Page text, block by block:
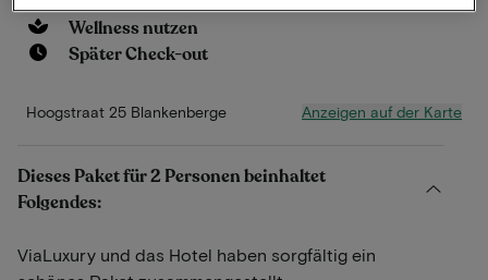
Wellness nutzen
Später Check-out
Hoogstraat 25 Blankenberge Anzeigen auf der Karte
Dieses Paket für 2 Personen beinhaltet
Folgendes:
ViaLuxury und das Hotel haben sorgfältig ein